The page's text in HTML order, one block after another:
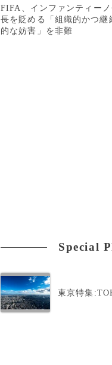
FIFA、インファンティーノ
長を貶める「組織的かつ継
的な妨害」を非難
Special
東京特集